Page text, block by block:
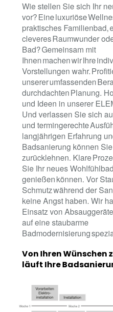
Wie stellen Sie sich Ihr
vor? Eine luxuriöse
praktisches Familienbad,
cleveres Raumwunder
Bad? Gemeinsam mit
Ihnen machen wir Ihre
Vorstellungen wahr.
unserer umfassenden
durchdachten Planung.
und Ideen in unserer
Und verlassen Sie sich
und termingerechte
langjährigen Erfahrung
Badsanierung können
zurücklehnen. Klare
Sie Ihr neues
genießen können. Vor
Schmutz während der
keine Angst haben. Wir
Einsatz von
auf eine staubarme
Badmodernisierung
Von Ihren Wünschen
läuft Ihre